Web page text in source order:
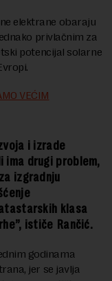
elektrane obaraju
privlačnim za
potencijal solarne
VEĆIM
i izrade
drugi problem,
izgradnju
klasa
ističe Rančić.
godinama
jer se javlja